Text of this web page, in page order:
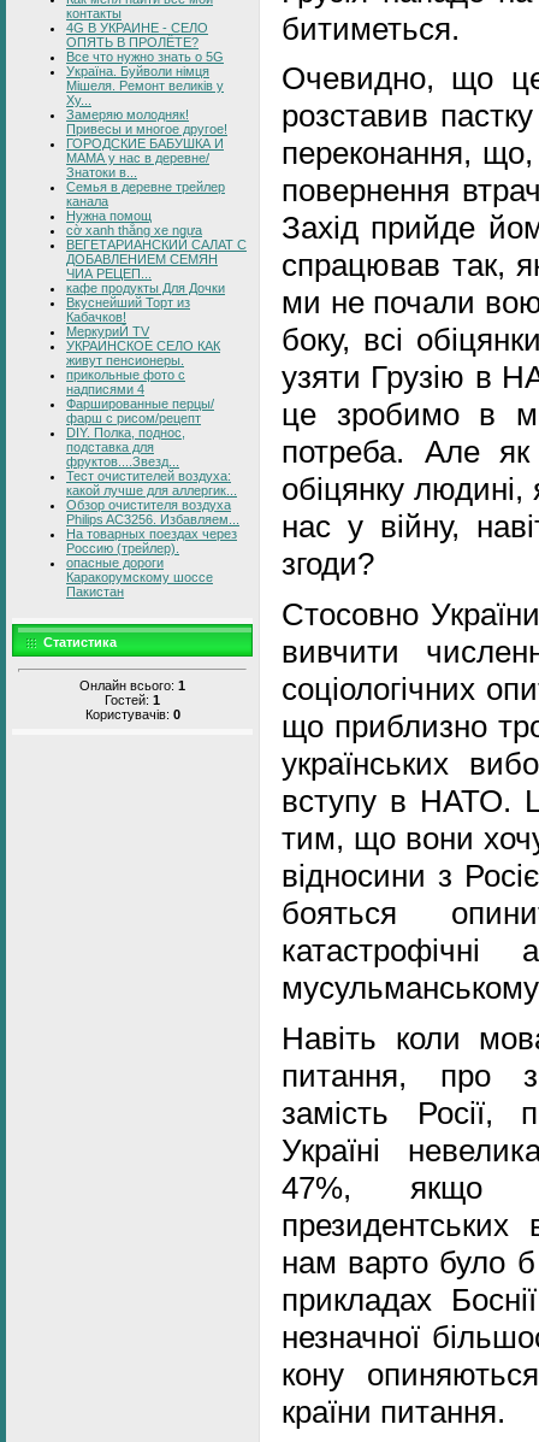
контакты
4G В УКРАИНЕ - СЕЛО
ОПЯТЬ В ПРОЛЁТЕ?
Все что нужно знать о 5G
Україна. Буйволи німця
Мішеля. Ремонт великів у
Ху...
Замеряю молодняк!
Привесы и многое другое!
ГОРОДСКИЕ БАБУШКА И
МАМА у нас в деревне/
Знатоки в...
Семья в деревне трейлер
канала
Нужна помощ
cờ xanh thắng xe ngựa
ВЕГЕТАРИАНСКИЙ САЛАТ С
ДОБАВЛЕНИЕМ СЕМЯН
ЧИА РЕЦЕП...
кафе продукты Для Дочки
Вкуснейший Торт из
Кабачков!
МеркуриЙ TV
УКРАИНСКОЕ СЕЛО КАК
живут пенсионеры.
прикольные фото с
надписями 4
Фаршированные перцы/
фарш с рисом/рецепт
DIY. Полка, поднос,
подставка для
фруктов....Звезд...
Тест очистителей воздуха:
какой лучше для аллергик...
Обзор очистителя воздуха
Philips AC3256. Избавляем...
На товарных поездах через
Россию (трейлер).
опасные дороги
Каракорумскому шоссе
Пакистан
Статистика
Онлайн всього: 1
Гостей: 1
Користувачів: 0
битиметься.
Очевидно, що
розставив
переконання,
повернення
Захід прийде
спрацював так,
ми не почали
боку, всі
узяти Грузію в
це зробимо в
потреба. Але
обіцянку людині,
нас у війну,
згоди?
Стосовно
вивчити
соціологічних
що приблизно
українських
вступу в НАТО.
тим, що вони
відносини з
бояться
катастрофічні
мусульманському
Навіть коли
питання, про
замість Росії,
Україні
47%, якщо
нам варто було
прикладах
незначної
кону
країни питання.